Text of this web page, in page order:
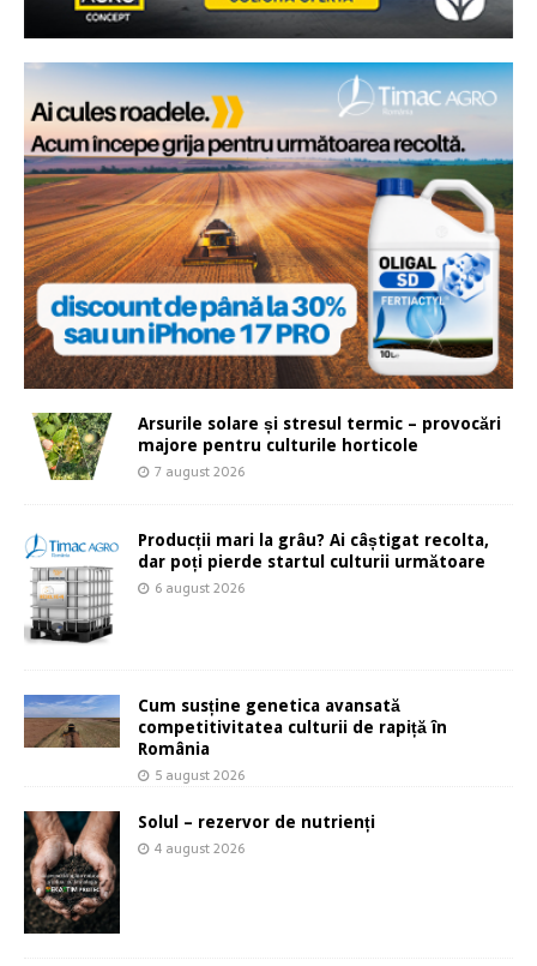
Arsurile solare și stresul termic – provocări
majore pentru culturile horticole
7 august 2026
Producții mari la grâu? Ai câștigat recolta,
dar poți pierde startul culturii următoare
6 august 2026
Cum susține genetica avansată
competitivitatea culturii de rapiță în
România
5 august 2026
Solul – rezervor de nutrienți
4 august 2026